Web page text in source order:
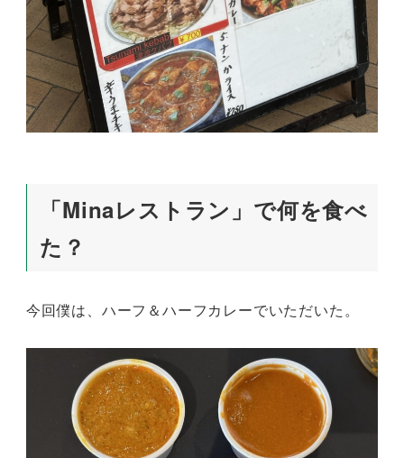
「Minaレストラン」で何を食べ
た？
今回僕は、ハーフ＆ハーフカレーでいただいた。